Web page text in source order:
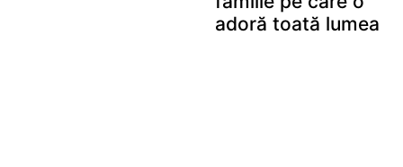
adoră toată lumea